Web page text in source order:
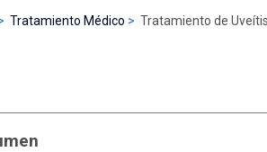
Tratamiento Médico Tratamiento de